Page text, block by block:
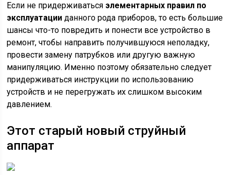
Если не придерживаться элементарных правил по
эксплуатации данного рода приборов, то есть большие
шансы что-то повредить и понести все устройство в
ремонт, чтобы направить получившуюся неполадку,
провести замену патрубков или другую важную
манипуляцию. Именно поэтому обязательно следует
придерживаться инструкции по использованию
устройств и не перегружать их слишком высоким
давлением.
Этот старый новый струйный
аппарат